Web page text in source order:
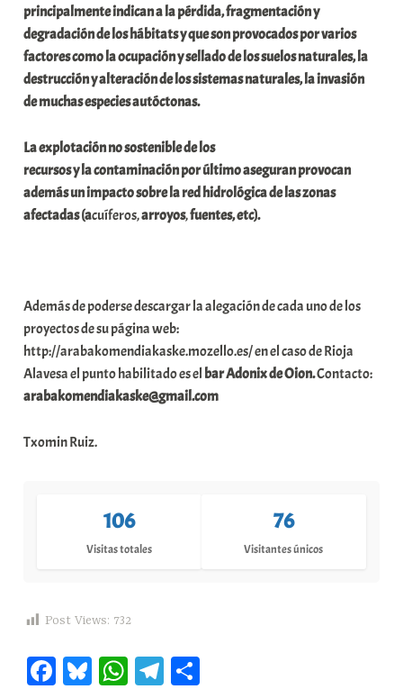
principalmente indican a la pérdida, fragmentación y
degradación de los hábitats y que son provocados por varios
factores como la ocupación y sellado de los suelos naturales, la
destrucción y alteración de los sistemas naturales, la invasión
de muchas especies autóctonas.
La explotación no sostenible de los
recursos y la contaminación por último aseguran provocan
además un impacto sobre la red hidrológica de las zonas
afectadas (acuíferos,arroyos,fuentes, etc).
Además de poderse descargar la alegación de cada uno de los
proyectos de su página web:
http://arabakomendiakaske.mozello.es/ en el caso de Rioja
Alavesa el punto habilitado es el bar Adonix de Oion.Contacto:
arabakomendiakaske@gmail.com
Txomin Ruiz.
106
Visitas totales
76
Visitantes únicos
Post Views: 732
Fa Bl W Te